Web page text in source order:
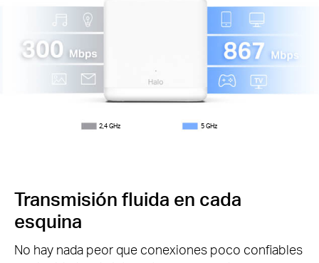
2,4 GHz 5 GHz
Transmisión fluida en cada
esquina
No hay nada peor que conexiones poco confiables